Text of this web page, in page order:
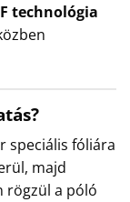
technológia
speciális fóliára
majd
rögzül a póló